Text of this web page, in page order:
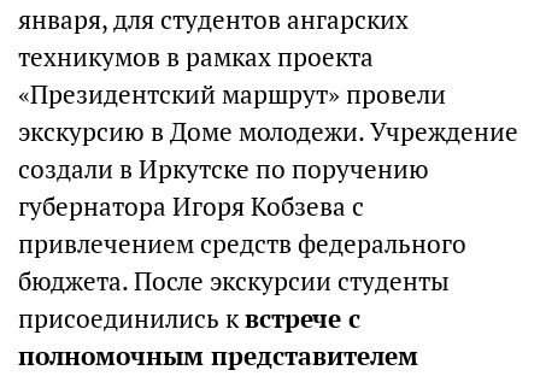
января, для студентов ангарских
техникумов в рамках проекта
«Президентский маршрут» провели
экскурсию в Доме молодежи. Учреждение
создали в Иркутске по поручению
губернатора Игоря Кобзева с
привлечением средств федерального
бюджета. После экскурсии студенты
присоединились квстрече с
полномочным представителем